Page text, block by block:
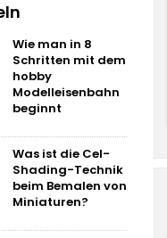
Wie man in 8
Schritten mit dem
hobby
Modelleisenbahn
beginnt
Was ist die Cel-
Shading-Technik
beim Bemalen von
Miniaturen?